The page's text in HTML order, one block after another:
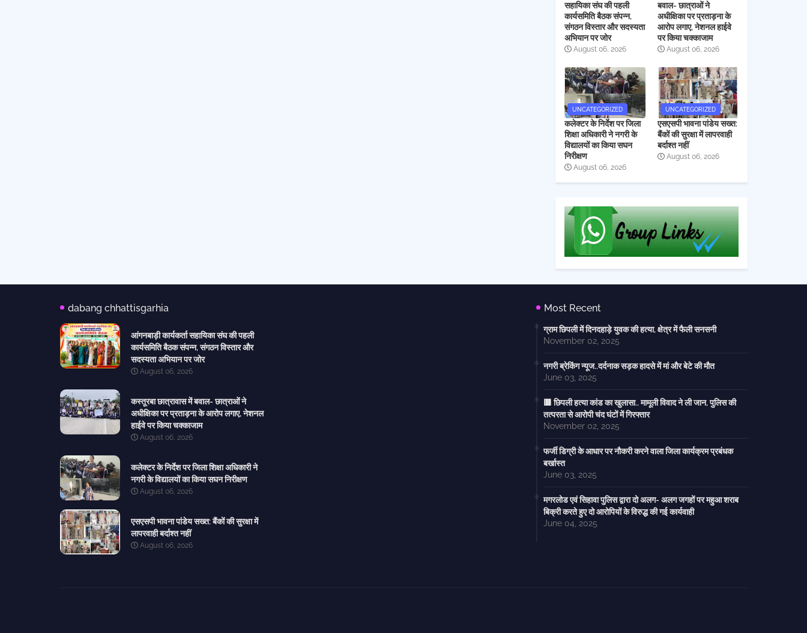
सहायिका संघ की पहली
कार्यसमिति बैठक संपन्न,
संगठन विस्तार और सदस्यता
अभियान पर जोर
August 06, 2026
बवाल- छात्राओं ने
अधीक्षिका पर प्रताड़ना के
आरोप लगाए, नेशनल हाईवे
पर किया चक्काजाम
August 06, 2026
UNCATEGORIZED
कलेक्टर के निर्देश पर जिला
शिक्षा अधिकारी ने नगरी के
विद्यालयों का किया सघन
निरीक्षण
August 06, 2026
UNCATEGORIZED
एसएसपी भावना पांडेय सख्त:
बैंकों की सुरक्षा में लापरवाही
बर्दाश्त नहीं
August 06, 2026
dabang chhattisgarhia
आंगनबाड़ी कार्यकर्ता सहायिका संघ की पहली
कार्यसमिति बैठक संपन्न, संगठन विस्तार और
सदस्यता अभियान पर जोर
August 06, 2026
कस्तूरबा छात्रावास में बवाल- छात्राओं ने
अधीक्षिका पर प्रताड़ना के आरोप लगाए, नेशनल
हाईवे पर किया चक्काजाम
August 06, 2026
कलेक्टर के निर्देश पर जिला शिक्षा अधिकारी ने
नगरी के विद्यालयों का किया सघन निरीक्षण
August 06, 2026
एसएसपी भावना पांडेय सख्त: बैंकों की सुरक्षा में
लापरवाही बर्दाश्त नहीं
August 06, 2026
Most Recent
ग्राम छिपली में दिनदहाड़े युवक की हत्या, क्षेत्र में फैली सनसनी
November 02, 2025
नगरी ब्रेकिंग न्यूज..दर्दनाक सड़क हादसे में मां और बेटे की मौत
June 03, 2025
🟥 छिपली हत्या कांड का खुलासा.. मामूली विवाद ने ली जान, पुलिस की
तत्परता से आरोपी चंद घंटों में गिरफ्तार
November 02, 2025
फर्जी डिग्री के आधार पर नौकरी करने वाला जिला कार्यक्रम प्रबंधक
बर्खास्त
June 03, 2025
मगरलोड एवं सिहावा पुलिस द्वारा दो अलग- अलग जगहों पर महुआ शराब
बिक्री करते हुए दो आरोपियों के विरुद्ध की गई कार्यवाही
June 04, 2025